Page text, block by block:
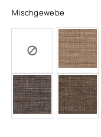
Mischgewebe